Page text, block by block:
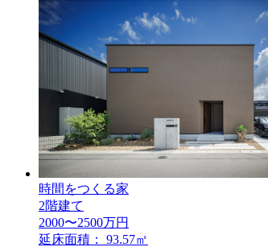
時間をつくる家
2階建て
2000〜2500万円
延床面積：
93.57㎡